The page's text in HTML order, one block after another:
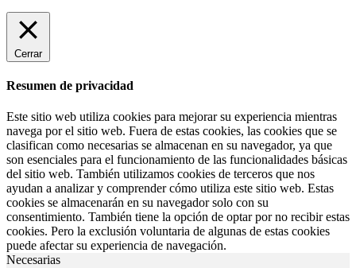
Cerrar
Resumen de privacidad
Este sitio web utiliza cookies para mejorar su experiencia mientras
navega por el sitio web. Fuera de estas cookies, las cookies que se
clasifican como necesarias se almacenan en su navegador, ya que
son esenciales para el funcionamiento de las funcionalidades básicas
del sitio web. También utilizamos cookies de terceros que nos
ayudan a analizar y comprender cómo utiliza este sitio web. Estas
cookies se almacenarán en su navegador solo con su
consentimiento. También tiene la opción de optar por no recibir estas
cookies. Pero la exclusión voluntaria de algunas de estas cookies
puede afectar su experiencia de navegación.
Necesarias